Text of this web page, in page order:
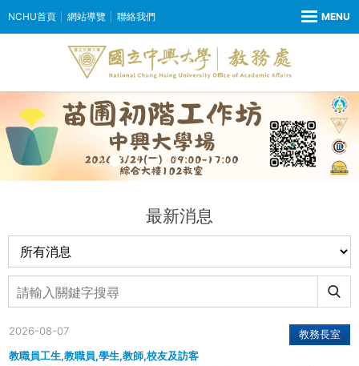
NCHU首頁 網站導覽 聯絡我們
最新消息
教務長室
教職員工生,教職員,學生,教師,校友及訪客
2026-08-07